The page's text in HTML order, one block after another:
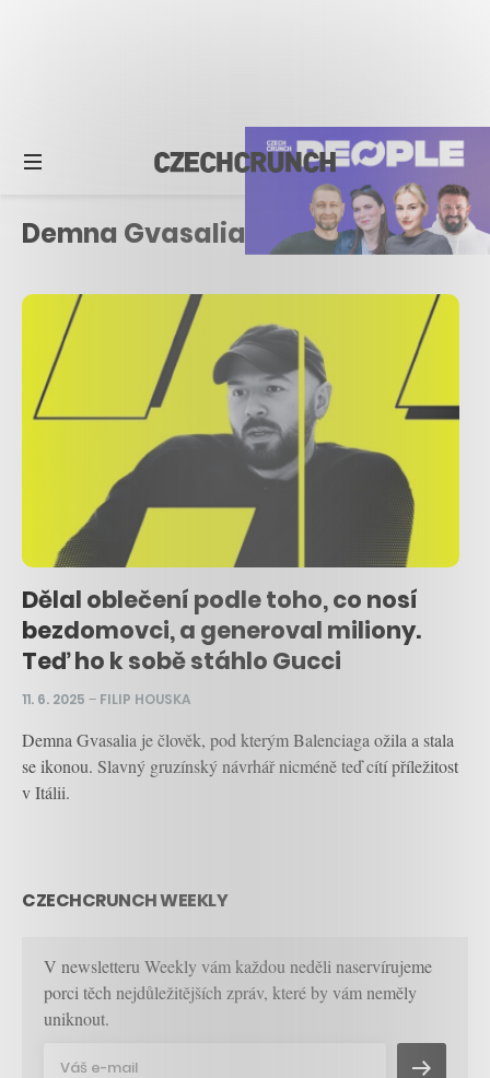
Demna Gvasalia
Dělal oblečení podle toho, co nosí
bezdomovci, a generoval miliony.
Teď ho k sobě stáhlo Gucci
11. 6. 2025 – FILIP HOUSKA
Demna Gvasalia je člověk, pod kterým Balenciaga ožila a stala
se ikonou. Slavný gruzínský návrhář nicméně teď cítí příležitost
v Itálii.
CZECHCRUNCH WEEKLY
V newsletteru Weekly vám každou neděli naservírujeme
porci těch nejdůležitějších zpráv, které by vám neměly
uniknout.